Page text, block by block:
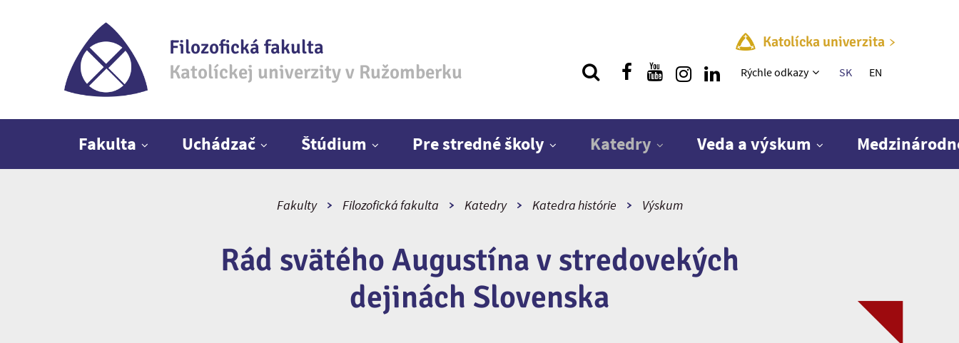
Filozofická fakulta
Katolíckej univerzity v Ružomberku
Katolícka univerzita
Rýchle menu
Rýchle odkazy SK EN
Fakulta Uchádzač Štúdium Pre stredné školy Katedry Veda a výskum
Fakulty Filozofická fakulta Katedry Katedra histórie Výskum
Rád svätého Augustína v stredovekých
dejinách Slovenska